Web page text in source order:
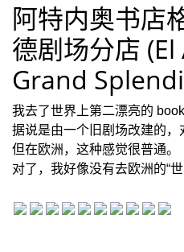
阿特内奥书店
德剧场分店
Grand
我去了世界上第二漂亮的
据说是由一个旧剧场改建的，
但在欧洲，这种感觉很普通。
对了，我好像没有去欧洲的“